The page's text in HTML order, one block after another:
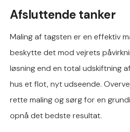
Afsluttende tanker
Maling af tagsten er en effektiv
beskytte det mod vejrets
løsning end en total udskiftning
hus et flot, nyt udseende.
rette maling og sørg for en
opnå det bedste resultat.